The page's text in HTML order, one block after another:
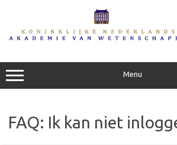
Menu
FAQ: Ik kan niet